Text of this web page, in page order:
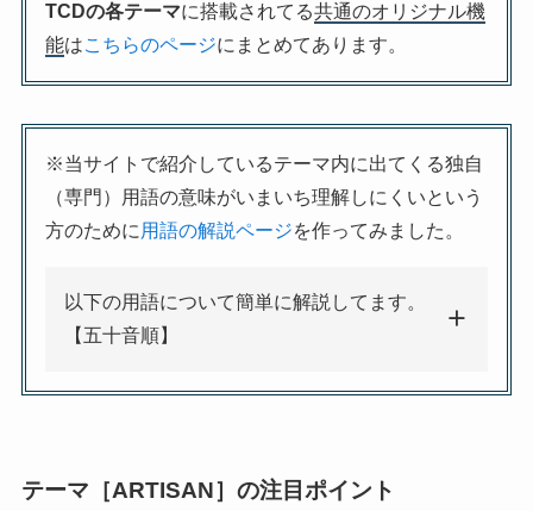
TCDの各テーマに搭載されてる共通のオリジナル機
能はこちらのページにまとめてあります。
※当サイトで紹介しているテーマ内に出てくる独自
（専門）用語の意味がいまいち理解しにくいという
方のために 用語の解説ページを作ってみました。
以下の用語について簡単に解説してます。
【五十音順】
テーマ［ARTISAN］の注目ポイント